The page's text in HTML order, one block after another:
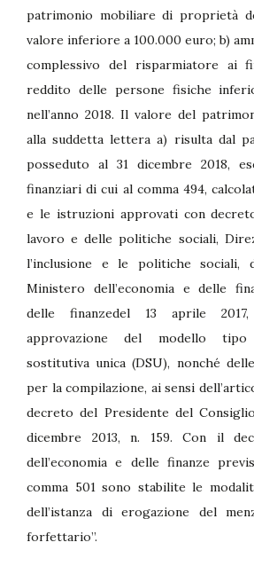
patrimonio mobiliare di proprietà
valore inferiore a 100.000 euro; b)
complessivo del risparmiatore ai
reddito delle persone fisiche
nell’anno 2018. Il valore del
alla suddetta lettera a) risulta dal
posseduto al 31 dicembre 2018,
finanziari di cui al comma 494,
e le istruzioni approvati con
lavoro e delle politiche sociali,
l’inclusione e le politiche
Ministero dell’economia e delle
delle finanzedel 13 aprile
approvazione del modello tipo
sostitutiva unica (DSU), nonché
per la compilazione, ai sensi
decreto del Presidente del
dicembre 2013, n. 159. Con il
dell’economia e delle finanze
comma 501 sono stabilite le
dell’istanza di erogazione del
forfettario”.